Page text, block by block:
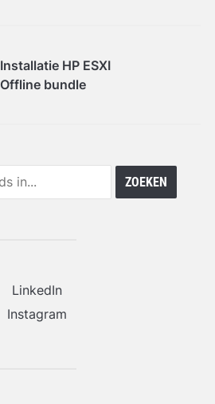
Installatie HP ESXI
Offline bundle
LinkedIn
Instagram